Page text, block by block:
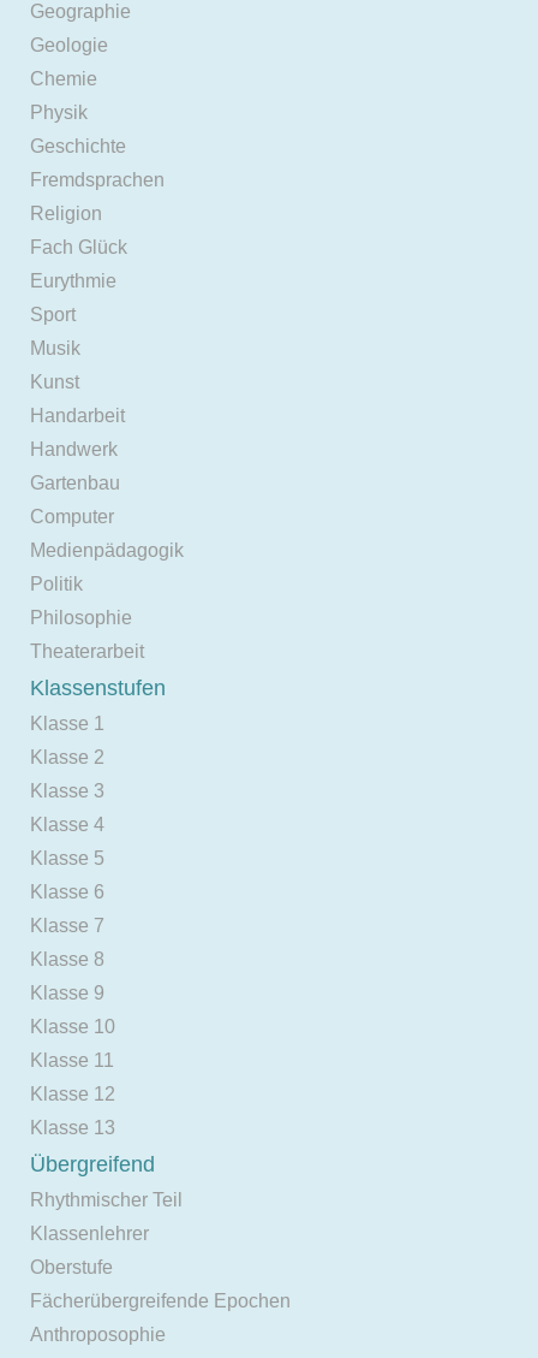
Geographie
Geologie
Chemie
Physik
Geschichte
Fremdsprachen
Religion
Fach Glück
Eurythmie
Sport
Musik
Kunst
Handarbeit
Handwerk
Gartenbau
Computer
Medienpädagogik
Politik
Philosophie
Theaterarbeit
Klassenstufen
Klasse 1
Klasse 2
Klasse 3
Klasse 4
Klasse 5
Klasse 6
Klasse 7
Klasse 8
Klasse 9
Klasse 10
Klasse 11
Klasse 12
Klasse 13
Übergreifend
Rhythmischer Teil
Klassenlehrer
Oberstufe
Fächerübergreifende Epochen
Anthroposophie